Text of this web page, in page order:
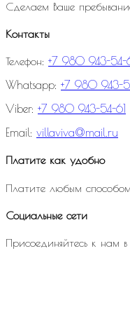
Сделаем Ваше
Контакты
Телефон: +7 980 943-54-
Whatsapp: +7 980 943-
Viber: +7 980 943-54-61
Email: villaviva@mail.ru
Платите как удобно
Платите любым
Социальные сети
Присоединяйтесь к нам в